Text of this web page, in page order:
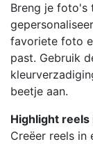
Breng je foto's
favoriete foto
past. Gebruik
beetje aan.
Highlight reels
Creëer reels in